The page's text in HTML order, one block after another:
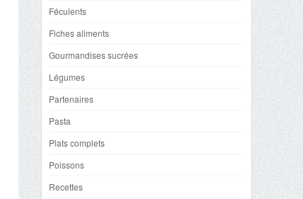
Féculents
Fiches aliments
Gourmandises sucrées
Légumes
Partenaires
Pasta
Plats complets
Poissons
Recettes